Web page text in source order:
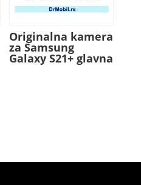
Originalna kamera
za Samsung
Galaxy S21+ glavna